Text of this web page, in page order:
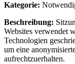
Kategorie:
Beschreibung:
Websites verwendet
Technologien
um eine
aufrechtzuerhalten.